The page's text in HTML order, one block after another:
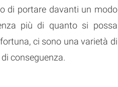
di portare davanti un modo
più di quanto si possa
ci sono una varietà di
conseguenza.